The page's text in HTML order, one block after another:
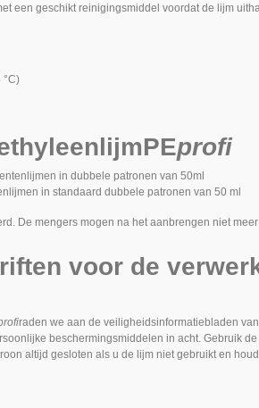
een geschikt reinigingsmiddel voordat de lijm
°C)
PEprofi
in dubbele patronen van 50ml
in standaard dubbele patronen van 50 ml
De mengers mogen na het aanbrengen niet
voor de
raden we aan de veiligheidsinformatiebladen
beschermingsmiddelen in acht. Gebruik
altijd gesloten als u de lijm niet gebruikt en